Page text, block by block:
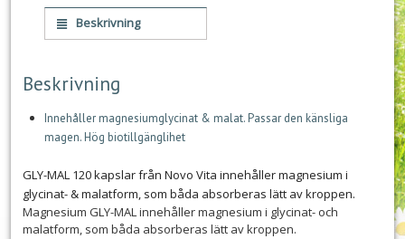
Beskrivning
Beskrivning
Innehåller magnesiumglycinat & malat. Passar den känsliga
magen. Hög biotillgänglihet
GLY-MAL 120 kapslar från Novo Vita innehåller magnesium i
glycinat- & malatform, som båda absorberas lätt av kroppen.
Magnesium GLY-MAL innehåller magnesium i glycinat- och
malatform, som båda absorberas lätt av kroppen.